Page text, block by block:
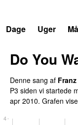
Dage
Uger
Do You
Denne sang af
P3 siden vi startede
apr 2010. Grafen
4